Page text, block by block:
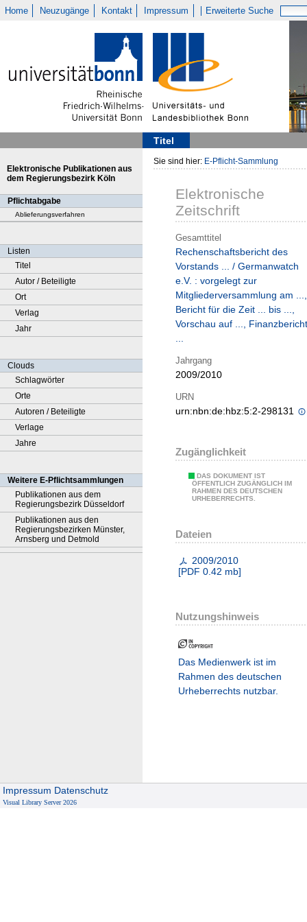
Home Neuzugänge Kontakt Impressum Erweiterte Suche
Titel
Elektronische Publikationen aus
dem Regierungsbezirk Köln
Pflichtabgabe
Ablieferungsverfahren
Listen
Titel
Autor / Beteiligte
Ort
Verlag
Jahr
Clouds
Schlagwörter
Orte
Autoren / Beteiligte
Verlage
Jahre
Weitere E-Pflichtsammlungen
Publikationen aus dem
Regierungsbezirk Düsseldorf
Publikationen aus den
Regierungsbezirken Münster,
Arnsberg und Detmold
Sie sind hier: E-Pflicht-Sammlung
Elektronische
Zeitschrift
Gesamttitel
Rechenschaftsbericht des
Vorstands ... / Germanwatch
e.V. : vorgelegt zur
Mitgliederversammlung am ...,
Bericht für die Zeit ... bis ...,
Vorschau auf ..., Finanzbericht
...
Jahrgang
2009/2010
URN
urn:nbn:de:hbz:5:2-298131
Zugänglichkeit
DAS DOKUMENT IST
ÖFFENTLICH ZUGÄNGLICH IM
RAHMEN DES DEUTSCHEN
URHEBERRECHTS.
Dateien
2009/2010
[PDF 0.42 mb]
Nutzungshinweis
Das Medienwerk ist im
Rahmen des deutschen
Urheberrechts nutzbar.
Impressum Datenschutz
Visual Library Server 2026